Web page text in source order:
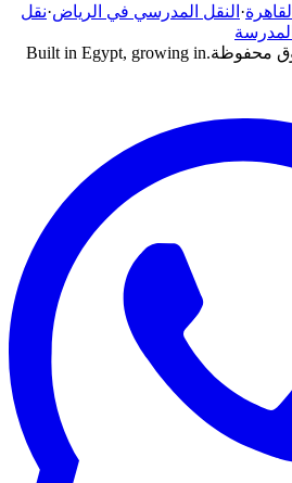
· النقل المدرسي في الرياض·نقل
محفوظة.Built in Egypt, growing in